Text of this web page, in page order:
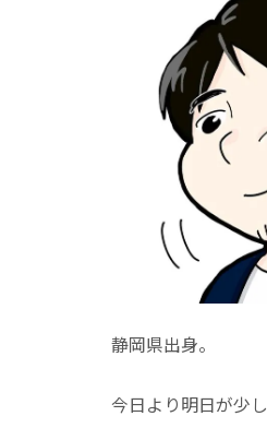
静岡県出身。
今日より明日が少